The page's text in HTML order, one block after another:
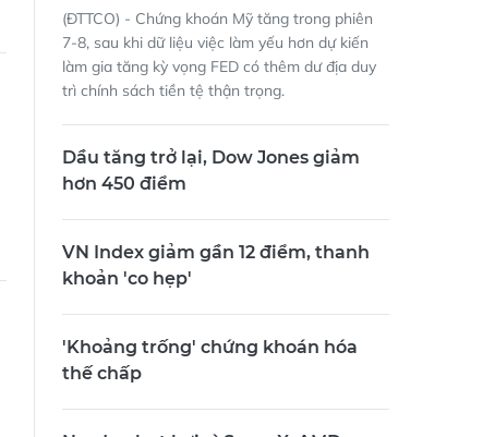
(ĐTTCO) - Chứng khoán Mỹ tăng trong phiên
7-8, sau khi dữ liệu việc làm yếu hơn dự kiến
làm gia tăng kỳ vọng FED có thêm dư địa duy
trì chính sách tiền tệ thận trọng.
Dầu tăng trở lại, Dow Jones giảm
hơn 450 điểm
VN Index giảm gần 12 điểm, thanh
khoản 'co hẹp'
'Khoảng trống' chứng khoán hóa
thế chấp